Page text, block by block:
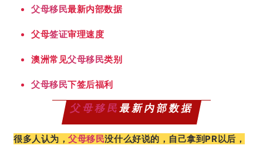
父母移民最新内部数据
父母签证审理速度
澳洲常见父母移民类别
父母移民下签后福利
父母移民最新内部数据
很多人认为，父母移民没什么好说的，自己拿到PR以后，